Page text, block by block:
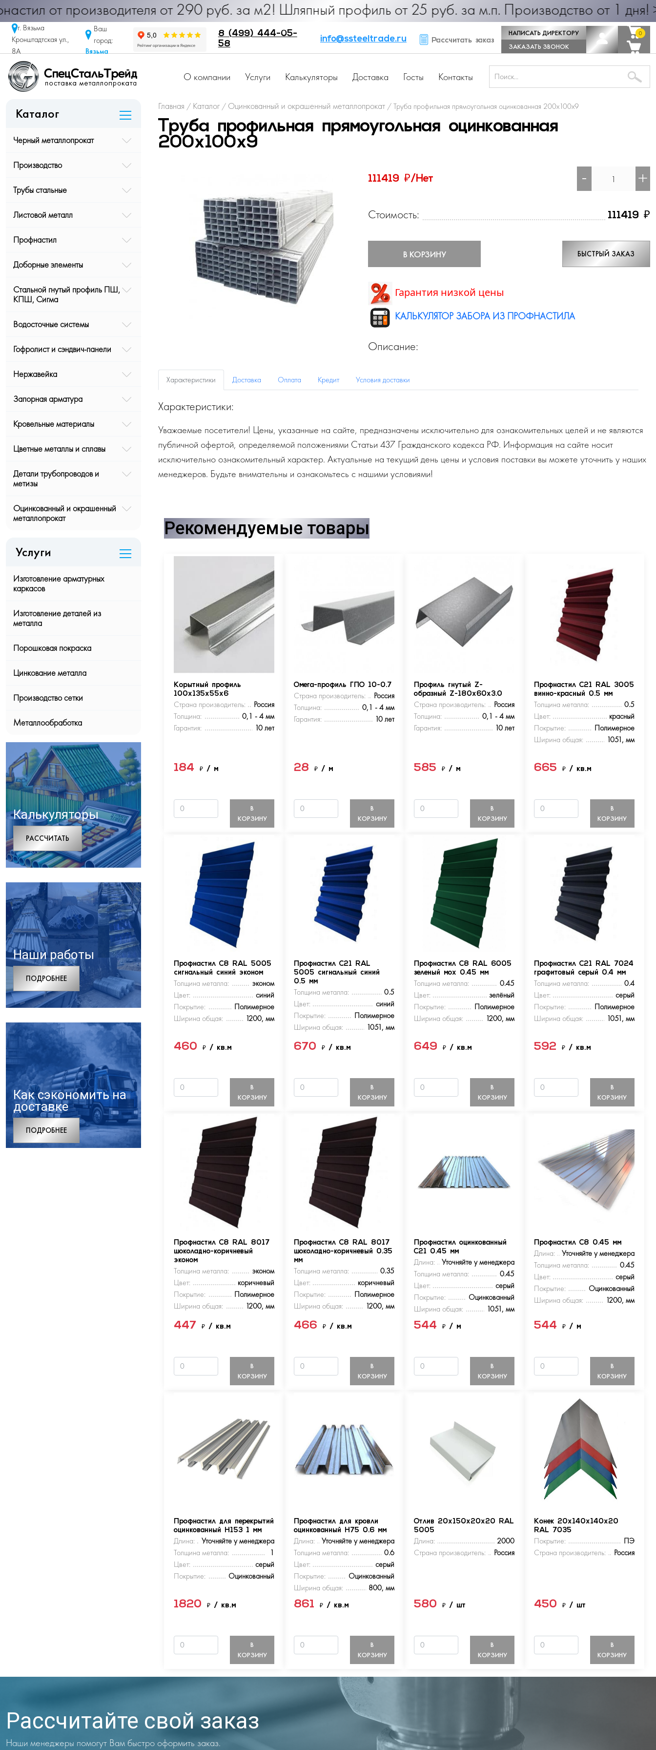
Профнастил от производителя от 290 руб. за м2! Шляпный профиль от 25 руб. за м.п. Производство от
г. Вязьма
Кронштадтская ул.,
8А
Ваш
город:
Вязьма
8 (499) 444-05-
58
info@ssteeltrade.ru Рассчитать заказ
НАПИСАТЬ ДИРЕКТОРУ
ЗАКАЗАТЬ ЗВОНОК
0
0
О компании Услуги Калькуляторы Доставка Госты Контакты
Каталог
Черный металлопрокат
Производство
Трубы стальные
Листовой металл
Профнастил
Доборные элементы
Стальной гнутый профиль ПШ,
КПШ, Сигма
Водосточные системы
Гофролист и сэндвич-панели
Нержавейка
Запорная арматура
Кровельные материалы
Цветные металлы и сплавы
Детали трубопроводов и
метизы
Оцинкованный и окрашенный
металлопрокат
Услуги
Изготовление арматурных
каркасов
Изготовление деталей из
металла
Порошковая покраска
Цинкование металла
Производство сетки
Металлообработка
Калькуляторы
РАCСЧИТАТЬ
Наши работы
ПОДРОБНЕЕ
Как сэкономить на
доставке
ПОДРОБНЕЕ
Главная / Каталог / Оцинкованный и окрашенный металлопрокат /Труба профильная прямоугольная оцинкованная 200х100х9
Труба профильная прямоугольная оцинкованная
200х100х9
111419 ₽/Нет - +
Стоимость: 111419 ₽
В КОРЗИНУ БЫСТРЫЙ ЗАКАЗ
Гарантия низкой цены
КАЛЬКУЛЯТОР ЗАБОРА ИЗ ПРОФНАСТИЛА
Описание:
Характеристики Доставка Оплата Кредит Условия доставки
Характеристики:
Уважаемые посетители! Цены, указанные на сайте, предназначены исключительно для ознакомительных целей и не являются
публичной офертой, определяемой положениями Статьи 437 Гражданского кодекса РФ. Информация на сайте носит
исключительно ознакомительный характер. Актуальные на текущий день цены и условия поставки вы можете уточнить у наших
менеджеров. Будьте внимательны и ознакомьтесь с нашими условиями!
Рекомендуемые товары
Корытный профиль
100х135х55х6
Страна производитель:
Россия
Толщина:
0,1 - 4 мм
Гарантия:
10 лет
184₽/ м
В
КОРЗИНУ
Омега-профиль ГПО 10-0.7
Страна производитель:
Россия
Толщина:
0,1 - 4 мм
Гарантия:
10 лет
28₽/ м
В
КОРЗИНУ
Профиль гнутый Z-
образный Z-180х60х3.0
Страна производитель:
Россия
Толщина:
0,1 - 4 мм
Гарантия:
10 лет
585₽/ м
В
КОРЗИНУ
Профнастил С21 RAL 3005
винно-красный 0.5 мм
Толщина металла:
0.5
Цвет:
красный
Покрытие:
Полимерное
Ширина общая:
1051, мм
665 ₽ / кв.м
В
КОРЗИНУ
Профнастил С8 RAL 5005
сигнальный синий эконом
Толщина металла:
эконом
Цвет:
синий
Покрытие:
Полимерное
Ширина общая:
1200, мм
460₽/ кв.м
В
КОРЗИНУ
Профнастил С21 RAL
5005 сигнальный синий
0.5 мм
Толщина металла:
0.5
Цвет:
синий
Покрытие:
Полимерное
Ширина общая:
1051, мм
670₽/ кв.м
В
КОРЗИНУ
Профнастил С8 RAL 6005
зеленый мох 0.45 мм
Толщина металла:
0.45
Цвет:
зелёный
Покрытие:
Полимерное
Ширина общая:
1200, мм
649₽/ кв.м
В
КОРЗИНУ
Профнастил С21 RAL 7024
графитовый серый 0.4 мм
Толщина металла:
0.4
Цвет:
серый
Покрытие:
Полимерное
Ширина общая:
1051, мм
592 ₽ / кв.м
В
КОРЗИНУ
Профнастил С8 RAL 8017
шоколадно-коричневый
эконом
Толщина металла:
эконом
Цвет:
коричневый
Покрытие:
Полимерное
Ширина общая:
1200, мм
447₽/ кв.м
В
КОРЗИНУ
Профнастил С8 RAL 8017
шоколадно-коричневый 0.35
мм
Толщина металла:
0.35
Цвет:
коричневый
Покрытие:
Полимерное
Ширина общая:
1200, мм
466₽/ кв.м
В
КОРЗИНУ
Профнастил оцинкованный
С21 0.45 мм
Длина:
Уточняйте у менеджера
Толщина металла:
0.45
Цвет:
серый
Покрытие:
Оцинкованный
Ширина общая:
1051, мм
544₽/ м
В
КОРЗИНУ
Профнастил С8 0.45 мм
Длина:
Уточняйте у менеджера
Толщина металла:
0.45
Цвет:
серый
Покрытие:
Оцинкованный
Ширина общая:
1200, мм
544 ₽ / м
В
КОРЗИНУ
Профнастил для перекрытий
оцинкованный Н153 1 мм
Длина:
Уточняйте у менеджера
Толщина металла:
1
Цвет:
серый
Покрытие:
Оцинкованный
1820₽/ кв.м
В
КОРЗИНУ
Профнастил для кровли
оцинкованный Н75 0.6 мм
Длина:
Уточняйте у менеджера
Толщина металла:
0.6
Цвет:
серый
Покрытие:
Оцинкованный
Ширина общая:
800, мм
861₽/ кв.м
В
КОРЗИНУ
Отлив 20х150х20х20 RAL
5005
Длина:
2000
Страна производитель:
Россия
580₽/ шт
В
КОРЗИНУ
Конек 20х140х140х20
RAL 7035
Покрытие:
ПЭ
Страна производитель:
Россия
450 ₽ / шт
В
КОРЗИНУ
Рассчитайте свой заказ
Наши менеджеры помогут Вам быстро оформить заказ.